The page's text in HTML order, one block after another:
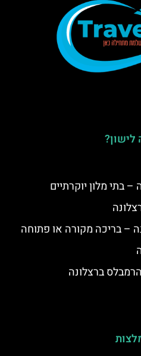
לישון?
– בריכה מקורה או פתוחה
ברצלונה